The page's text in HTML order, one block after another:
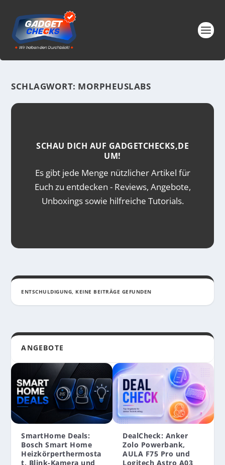
SCHLAGWORT: MORPHEUSLABS
SCHAU DICH AUF GADGETCHECKS,DE
UM!
Es gibt jede Menge nützlicher Artikel für
Euch zu entdecken - Reviews, Angebote,
Unboxings sowie hilfreiche Tutorials.
REVIEW: MORPHEUS LABS M4 BIKE-KIT –
HOCHWERTIGE FAHRRADHALTERUNG FÜR DAS
IPHONE
ENTSCHULDIGUNG, KEINE BEITRÄGE GEFUNDEN
ANGEBOTE
SmartHome Deals:
Bosch Smart Home
Heizkörperthermosta
t, Blink-Kamera und
DealCheck: Anker
Zolo Powerbank,
AULA F75 Pro und
Logitech Astro A03